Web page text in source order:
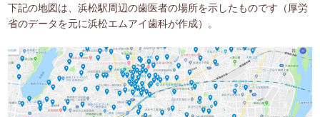
下記の地図は、浜松駅周辺の歯医者の場所を示したものです（厚労
省のデータを元に浜松エムアイ歯科が作成）。